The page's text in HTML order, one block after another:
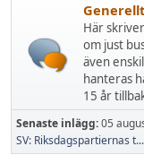
Här
om just
även
hanteras
15 år
Senaste inlägg:05
SV: Riksdagspartiernas t...